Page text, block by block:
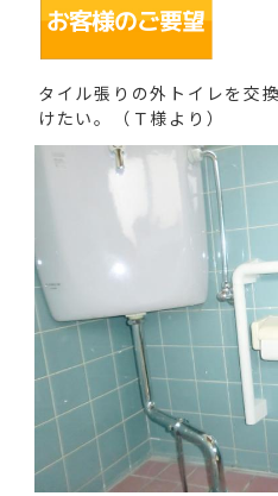
タイル張りの外トイレを交
けたい。（Ｔ様より）